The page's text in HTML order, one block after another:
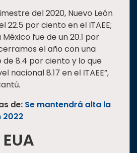
del 2020, Nuevo León
22.5 por ciento en el ITAEE;
fue de un 20.1 por
el año con una
8.4 por ciento y lo que
nacional 8.17 en el ITAEE”,
de: Se mantendrá alta la
2022